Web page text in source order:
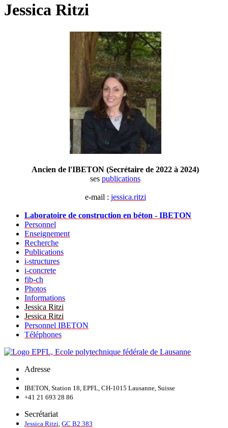
Jessica Ritzi
Ancien de l'IBETON (Secrétaire de 2022 à 2024)
ses publications
e-mail : jessica.ritzi
Laboratoire de construction en béton - IBETON
Personnel
Enseignement
Recherche
Publications
i-structures
i-concrete
fib-ch
Photos
Informations
Jessica Ritzi
Jessica Ritzi
Personnel IBETON
Téléphones
Adresse
IBETON, Station 18, EPFL, CH-1015 Lausanne, Suisse
+41 21 693 28 86
Secrétariat
Jessica Ritzi GC B2 383